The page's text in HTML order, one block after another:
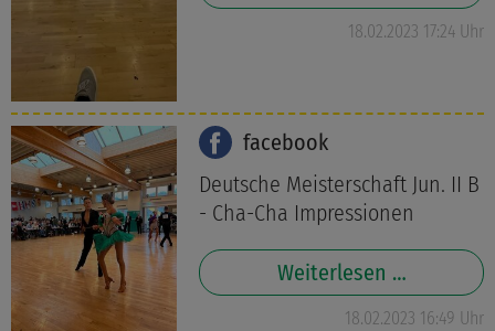
18.02.2023 17:24 Uhr
facebook
Deutsche Meisterschaft Jun. II B
- Cha-Cha Impressionen
Weiterlesen …
18.02.2023 16:49 Uhr